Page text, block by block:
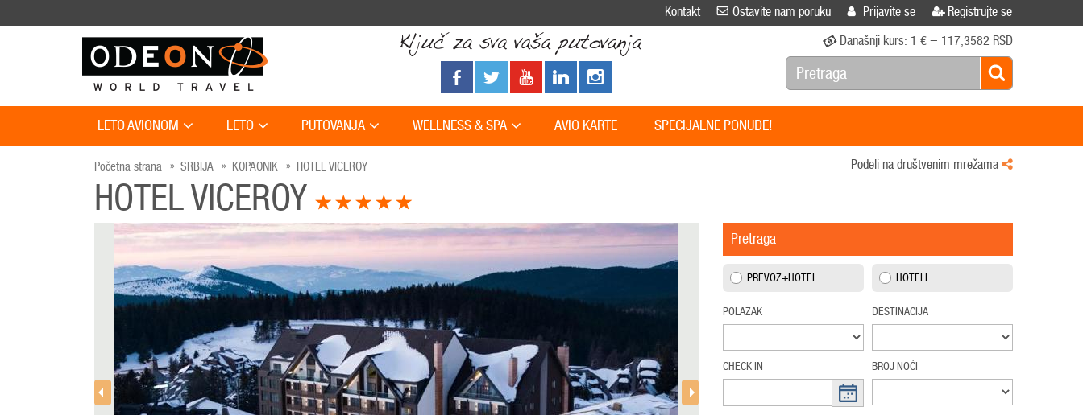
Kontakt Ostavite nam poruku Prijavite se Registrujte se
LETO AVIONOM LETO PUTOVANJA WELLNESS & SPA AVIO KARTE SPECIJALNE PONUDE!
Današnji kurs: 1 € = 117,3582 RSD
Početna strana SRBIJA KOPAONIK HOTEL VICEROY Podeli na društvenim mrežama
HOTEL VICEROY
Pretraga
PREVOZ+HOTEL HOTELI
POLAZAK DESTINACIJA
CHECK IN BROJ NOĆI